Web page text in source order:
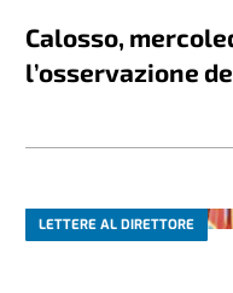
Calosso,
l’osservazione
LETTERE AL DIRETTORE